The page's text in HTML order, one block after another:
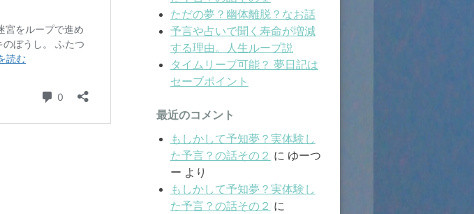
ただの夢？幽体離脱？なお話
予言や占いで聞く寿命が増減
する理由。人生ループ説
タイムリープ可能？ 夢日記は
セーブポイント
最近のコメント
もしかして予知夢？実体験し
た予言？の話その２ に ゆーつ
ー より
もしかして予知夢？実体験し
た予言？の話その２ に